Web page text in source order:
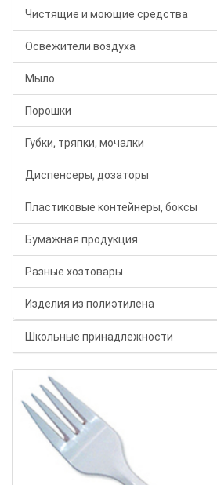
Чистящие и моющие средства
Освежители воздуха
Мыло
Порошки
Губки, тряпки, мочалки
Диспенсеры, дозаторы
Пластиковые контейнеры, боксы
Бумажная продукция
Разные хозтовары
Изделия из полиэтилена
Школьные принадлежности